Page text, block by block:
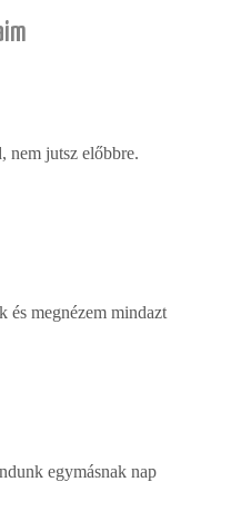
nem jutsz előbbre.
megnézem mindazt
egymásnak nap